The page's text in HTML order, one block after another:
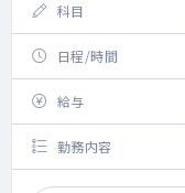
科目
日程/時間
給与
勤務内容